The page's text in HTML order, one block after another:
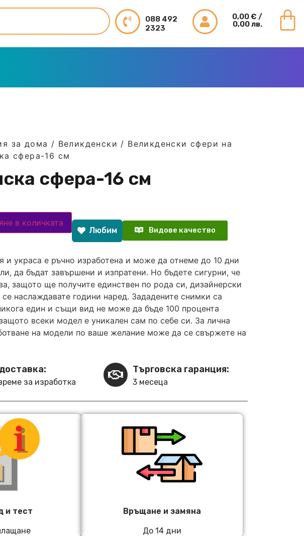
088 492
2323
0,00€ /
0,00 лв.
за дома / Великденски / Великденски сфери на
сфера-16 см
сфера-16 см
в количката
Любим Видове качество
и украса е ръчно изработена и може да отнеме до 10 дни
да бъдат завършени и изпратени. Но бъдете сигурни, че
защото ще получите единствен по рода си, дизайнерски
наслаждавате години наред. Зададените снимки са
един и същи вид не може да бъде 100 процента
всеки модел е уникален сам по себе си. За лична
на модели по ваше желание може да се свържете на
за изработка
Търговска гаранция:
3 месеца
и тест Връщане и замяна
До 14 дни